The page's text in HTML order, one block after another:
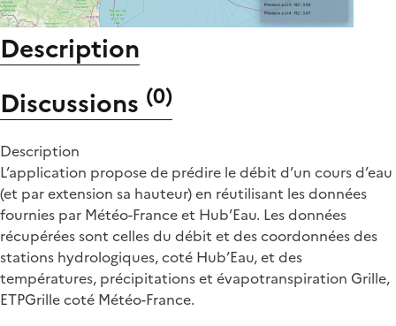
Description
Discussions (0)
Description
L’application propose de prédire le débit d’un cours d’eau
(et par extension sa hauteur) en réutilisant les données
fournies par Météo-France et Hub’Eau. Les données
récupérées sont celles du débit et des coordonnées des
stations hydrologiques, coté Hub’Eau, et des
températures, précipitations et évapotranspiration Grille,
ETPGrille coté Météo-France.